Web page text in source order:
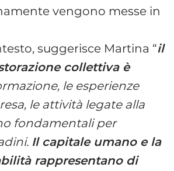
vengono messe in
suggerisce Martina “il
collettiva è
le esperienze
le attività legate alla
fondamentali per
Il capitale umano e la
rappresentano di